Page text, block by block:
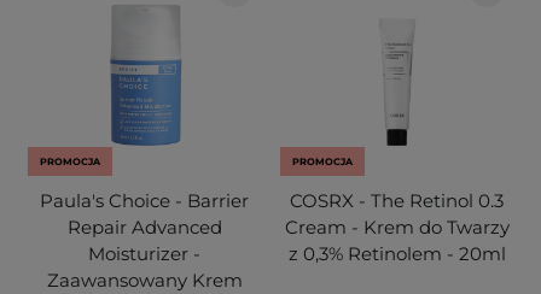
PROMOCJA
Paula's Choice - Barrier
Repair Advanced
Moisturizer -
Zaawansowany Krem
PROMOCJA
COSRX - The Retinol 0.3
Cream - Krem do Twarzy
z 0,3% Retinolem - 20ml